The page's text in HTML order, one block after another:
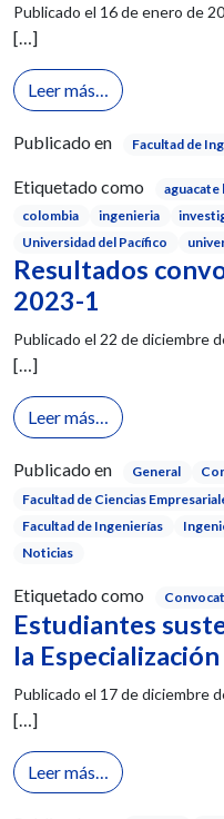
Publicado el 16 de enero de
[…]
Leer más… from
Publicado en Facultad de
Etiquetado como aguacate
colombia
ingenieria
Universidad del Pacífico
Resultados
2023-1
Publicado el 22 de diciembre
[…]
Leer más… from
Publicado en General
Facultad de Ciencias
Facultad de Ingenierías
Noticias
Etiquetado como
Estudiantes
la
Publicado el 17 de diciembre
[…]
Leer más… from